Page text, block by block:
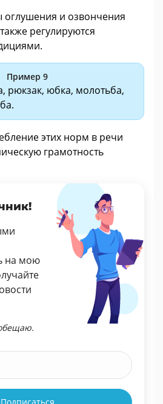
и озвончения
регулируются
Пример 9
рюкзак, юбка, молотьба,
этих норм в речи
грамотность
на мою